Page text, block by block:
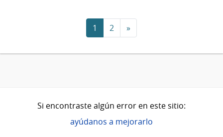
1 2 »
Si encontraste algún error en este sitio:
ayúdanos a mejorarlo